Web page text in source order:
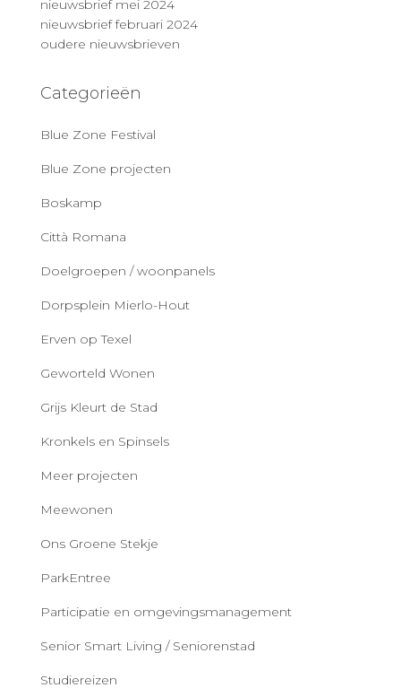
nieuwsbrief mei 2024
nieuwsbrief februari 2024
oudere nieuwsbrieven
Categorieën
Blue Zone Festival
Blue Zone projecten
Boskamp
Città Romana
Doelgroepen / woonpanels
Dorpsplein Mierlo-Hout
Erven op Texel
Geworteld Wonen
Grijs Kleurt de Stad
Kronkels en Spinsels
Meer projecten
Meewonen
Ons Groene Stekje
ParkEntree
Participatie en omgevingsmanagement
Senior Smart Living / Seniorenstad
Studiereizen